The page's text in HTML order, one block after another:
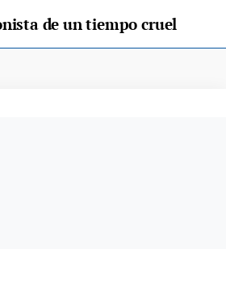
de un tiempo cruel